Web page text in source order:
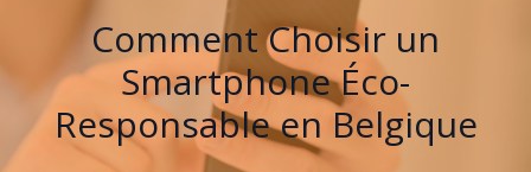
Comment Choisir un
Smartphone Éco-
Responsable en Belgique